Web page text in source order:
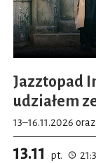
Jazztopad
udziałem
13–16.11.2026
13.11 pt.